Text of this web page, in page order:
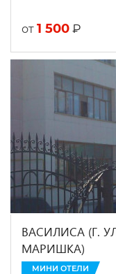
от 1 500 ₽
ВАСИЛИСА (Г.
МАРИШКА)
МИНИ ОТЕЛИ